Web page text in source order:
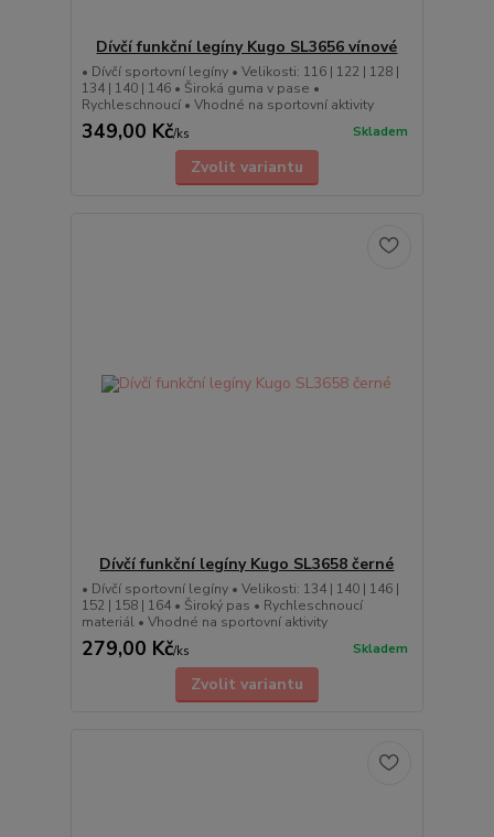
Dívčí funkční legíny Kugo SL3656 vínové
• Dívčí sportovní legíny • Velikosti: 116 | 122 | 128 |
134 | 140 | 146 • Široká guma v pase •
Rychleschnoucí • Vhodné na sportovní aktivity
349,00 Kč/ks Skladem
Zvolit variantu
Dívčí funkční legíny Kugo SL3658 černé
• Dívčí sportovní legíny • Velikosti: 134 | 140 | 146 |
152 | 158 | 164 • Široký pas • Rychleschnoucí
materiál • Vhodné na sportovní aktivity
279,00 Kč/ks Skladem
Zvolit variantu